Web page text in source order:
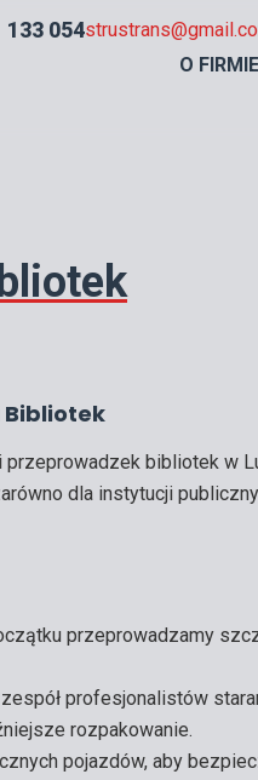
133 054
O FIRMIE
Bibliotek
przeprowadzek bibliotek
dla instytucji
przeprowadzamy
profesjonalistów
rozpakowanie.
pojazdów, aby